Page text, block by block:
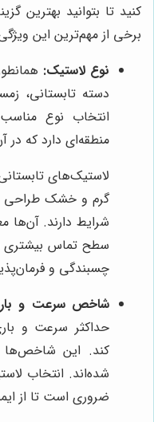
کنید تا بتوانید بهترین
برخی از مهم‌ترین این
نوع لاستیک:
دسته تابستانی،
انتخاب نوع
منطقه‌ای دارد که در
لاستیک‌های
گرم و خشک طراحی
شرایط دارند. آن‌ها
سطح تماس بیشتری
چسبندگی و
شاخص سرعت و
حداکثر سرعت و
کند. این شاخص‌ها
شده‌اند. انتخاب
ضروری است تا از